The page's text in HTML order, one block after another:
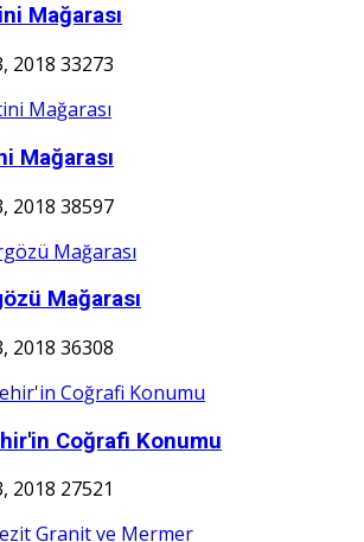
Mağarası
2018 33273
Mağarası
2018 38597
Mağarası
2018 36308
Coğrafi Konumu
2018 27521